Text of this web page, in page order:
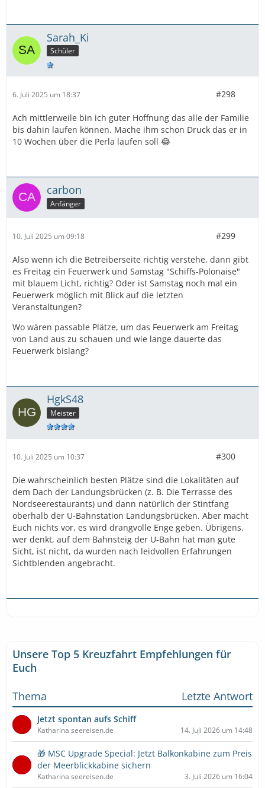
Sarah_Ki
Schüler
6. Juli 2025 um 18:37 #298
Ach mittlerweile bin ich guter Hoffnung das alle der Familie
bis dahin laufen können. Mache ihm schon Druck das er in
10 Wochen über die Perla laufen soll 😂
carbon
Anfänger
10. Juli 2025 um 09:18 #299
Also wenn ich die Betreiberseite richtig verstehe, dann gibt
es Freitag ein Feuerwerk und Samstag "Schiffs-Polonaise"
mit blauem Licht, richtig? Oder ist Samstag noch mal ein
Feuerwerk möglich mit Blick auf die letzten
Veranstaltungen?
Wo wären passable Plätze, um das Feuerwerk am Freitag
von Land aus zu schauen und wie lange dauerte das
Feuerwerk bislang?
HgkS48
Meister
10. Juli 2025 um 10:37 #300
Die wahrscheinlich besten Plätze sind die Lokalitäten auf
dem Dach der Landungsbrücken (z. B. Die Terrasse des
Nordseerestaurants) und dann natürlich der Stintfang
oberhalb der U-Bahnstation Landungsbrücken. Aber macht
Euch nichts vor, es wird drangvolle Enge geben. Übrigens,
wer denkt, auf dem Bahnsteig der U-Bahn hat man gute
Sicht, ist nicht, da wurden nach leidvollen Erfahrungen
Sichtblenden angebracht.
Unsere Top 5 Kreuzfahrt Empfehlungen für
Euch
Thema
Letzte Antwort
Jetzt spontan aufs Schiff
Katharina seereisen.de 14. Juli 2026 um 14:48
🎁 MSC Upgrade Special: Jetzt Balkonkabine zum Preis
der Meerblickkabine sichern
Katharina seereisen.de 3. Juli 2026 um 16:04